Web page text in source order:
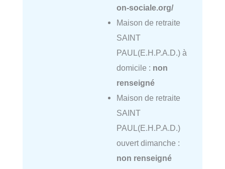
on-sociale.org/
Maison de retraite
SAINT
PAUL(E.H.P.A.D.) à
domicile : non
renseigné
Maison de retraite
SAINT
PAUL(E.H.P.A.D.)
ouvert dimanche :
non renseigné